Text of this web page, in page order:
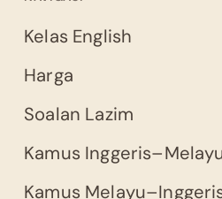
Kelas English
Harga
Soalan Lazim
Kamus
Kamus